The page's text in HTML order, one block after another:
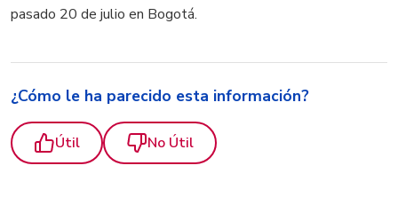
pasado 20 de julio en Bogotá.
¿Cómo le ha parecido esta información?
Útil No Útil